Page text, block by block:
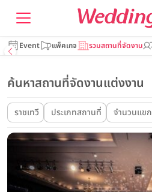
Event แพ็คเกจ รวมสถานที่จัดงาน
ค้นหาสถานที่จัดงานแต่งงาน
ราชเทวี ประเภทสถานที่ จำนวนแขก